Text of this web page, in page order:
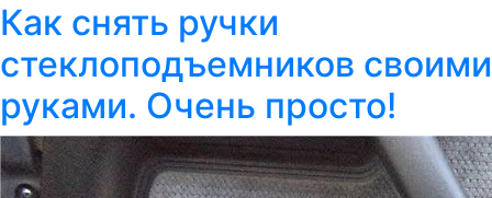
Как снять ручки
стеклоподъемников своими
руками. Очень просто!